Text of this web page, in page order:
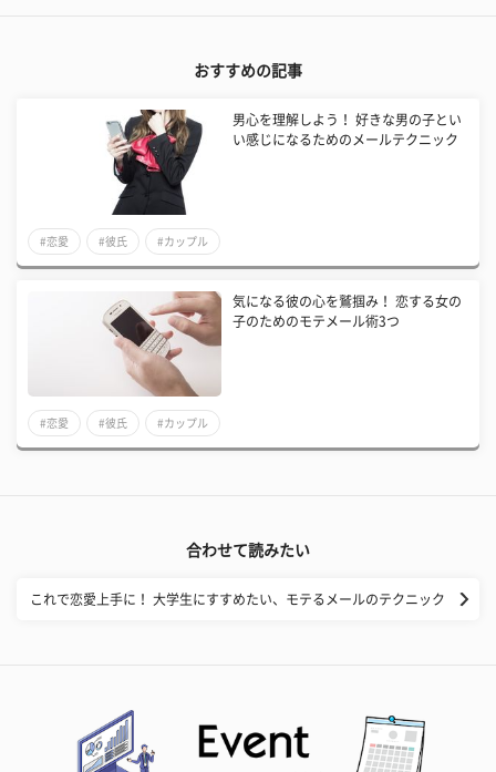
おすすめの記事
男心を理解しよう！ 好きな男の子とい
い感じになるためのメールテクニック
#恋愛 #彼氏 #カップル
気になる彼の心を鷲掴み！ 恋する女の
子のためのモテメール術3つ
#恋愛 #彼氏 #カップル
合わせて読みたい
これで恋愛上手に！ 大学生にすすめたい、モテるメールのテクニック